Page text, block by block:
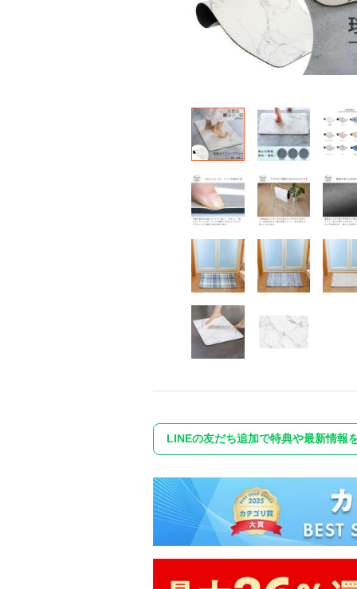
LINEの友だち追加で特典や最新情報